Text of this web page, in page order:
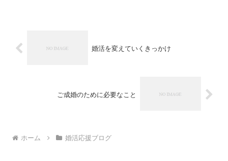
婚活を変えていくきっかけ
ご成婚のために必要なこと
ホーム 婚活応援ブログ